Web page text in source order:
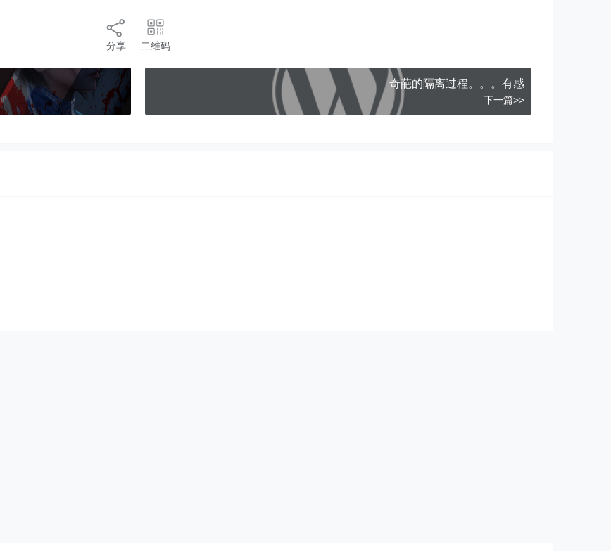
分享 二维码
奇葩的隔离过程。。。有感
下一篇>>